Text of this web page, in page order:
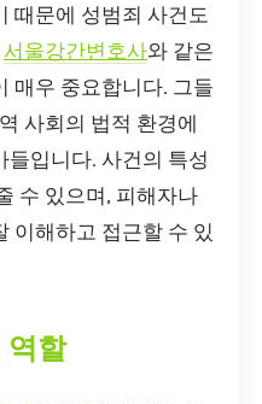
때문에 성범죄 사건도
서울강간변호사와 같은
매우 중요합니다. 그들
사회의 법적 환경에
입니다. 사건의 특성
수 있으며, 피해자나
이해하고 접근할 수 있
역할